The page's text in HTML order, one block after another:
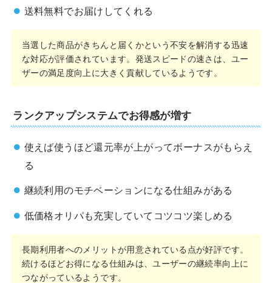
送料無料でお届けしてくれる
当選した商品がきちんと届くかという不安を解消する迅速
な対応が評価されています。発送スピードの速さは、ユー
ザーの満足度向上に大きく貢献しているようです。
ランクアップシステムでお得感が増す
使えば使うほど還元率が上がってボーナスがもらえ
る
継続利用のモチベーションになる仕組みがある
低価格オリパも充実していてコツコツ楽しめる
長期利用者へのメリットが用意されている点が好評です。
続けるほどお得になる仕組みは、ユーザーの継続率向上に
つながっているようです。